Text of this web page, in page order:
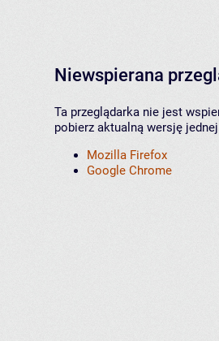
Niewspierana
Ta przeglądarka nie jest
pobierz aktualną wersję
Mozilla Firefox
Google Chrome